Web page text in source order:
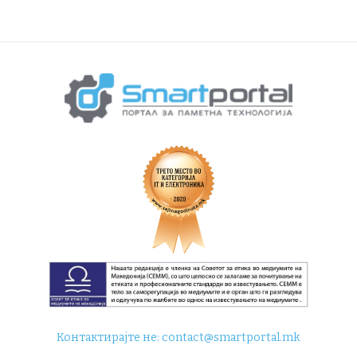
Контактирајте не:contact@smartportal.mk